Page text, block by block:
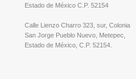
Estado de México C.P. 52154
Calle Lienzo Charro 323, sur, Colonia
San Jorge Pueblo Nuevo, Metepec,
Estado de México, C.P. 52154.